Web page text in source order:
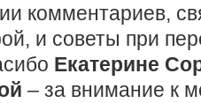
комментариев,
и советы при
Екатерине
– за внимание к